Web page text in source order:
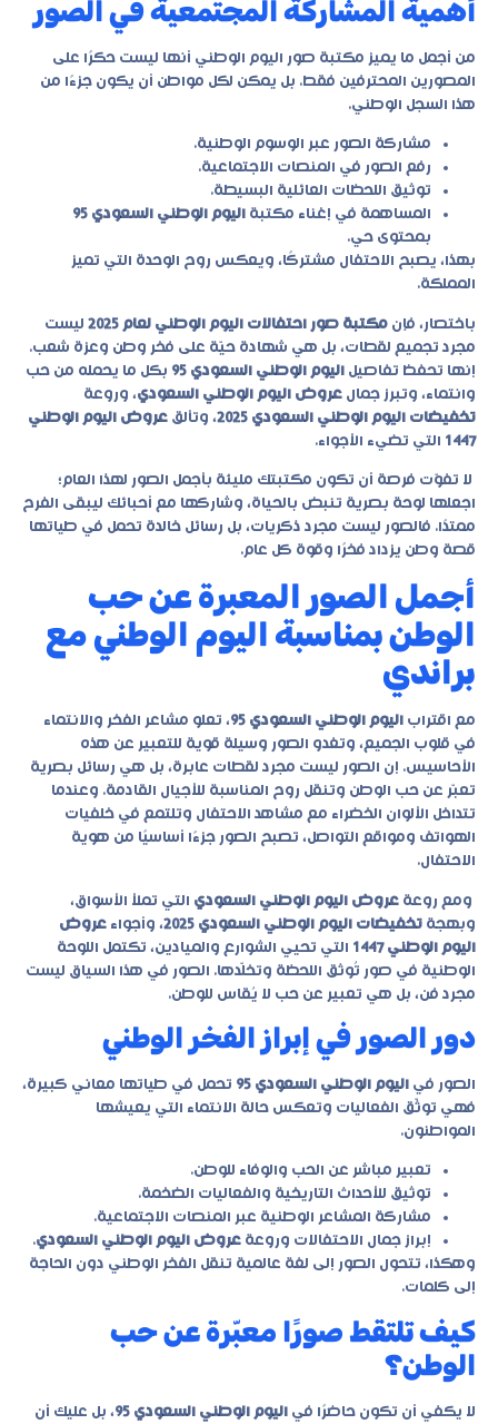
أهمية المشاركة المجتمعية في الصور
من أجمل ما يميز مكتبة صور اليوم الوطني أنها ليست حكرًا على
المصورين المحترفين فقط. بل يمكن لكل مواطن أن يكون جزءًا من
هذا السجل الوطني.
مشاركة الصور عبر الوسوم الوطنية.
رفع الصور في المنصات الاجتماعية.
توثيق اللحظات العائلية البسيطة.
المساهمة في إغناء مكتبة اليوم الوطني السعودي 95
بمحتوى حي.
بهذا، يصبح الاحتفال مشتركًا، ويعكس روح الوحدة التي تميز
المملكة.
باختصار، فإن مكتبة صور احتفالات اليوم الوطني لعام 2025
ليست
مجرد تجميع لقطات، بل هي شهادة حيّة على فخر وطن وعزة شعب.
إنها تحفظ تفاصيل اليوم الوطني السعودي 95
بكل ما يحمله من حب
وانتماء، وتبرز جمال عروض اليوم الوطني السعودي، وروعة
تخفيضات اليوم الوطني السعودي 2025
، وتألق عروض اليوم الوطني
1447 التي تضيء الأجواء.
لا تفوّت فرصة أن تكون مكتبتك مليئة بأجمل الصور لهذا العام؛
اجعلها لوحة بصرية تنبض بالحياة، وشاركها مع أحبائك ليبقى الفرح
ممتدًا. فالصور ليست مجرد ذكريات، بل رسائل خالدة تحمل في طياتها
قصة وطن يزداد فخرًا وقوة كل عام.
أجمل الصور المعبرة عن حب
الوطن بمناسبة اليوم الوطني مع
براندي
مع اقتراب اليوم الوطني السعودي 95
، تعلو مشاعر الفخر والانتماء
في قلوب الجميع، وتغدو الصور وسيلة قوية للتعبير عن هذه
الأحاسيس. إن الصور ليست مجرد لقطات عابرة، بل هي رسائل بصرية
تعبّر عن حب الوطن وتنقل روح المناسبة للأجيال القادمة. وعندما
تتداخل الألوان الخضراء مع مشاهد الاحتفال وتلتمع في خلفيات
الهواتف ومواقع التواصل، تصبح الصور جزءًا أساسيًا من هوية
الاحتفال.
ومع روعة عروض اليوم الوطني السعودي التي تملأ الأسواق،
وبهجة تخفيضات اليوم الوطني السعودي 2025 ، وأجواء عروض
اليوم الوطني 1447
التي تحيي الشوارع والميادين، تكتمل اللوحة
الوطنية في صور تُوثق اللحظة وتخلّدها. الصور في هذا السياق ليست
مجرد فن، بل هي تعبير عن حب لا يُقاس للوطن.
دور الصور في إبراز الفخر الوطني
الصور في اليوم الوطني السعودي 95
تحمل في طياتها معاني كبيرة،
فهي توثّق الفعاليات وتعكس حالة الانتماء التي يعيشها
المواطنون.
تعبير مباشر عن الحب والوفاء للوطن.
توثيق للأحداث التاريخية والفعاليات الضخمة.
مشاركة المشاعر الوطنية عبر المنصات الاجتماعية.
إبراز جمال الاحتفالات وروعة عروض اليوم الوطني السعودي.
وهكذا، تتحول الصور إلى لغة عالمية تنقل الفخر الوطني دون الحاجة
إلى كلمات.
كيف تلتقط صورًا معبّرة عن حب
الوطن؟
لا يكفي أن تكون حاضرًا في اليوم الوطني السعودي 95
، بل عليك أن